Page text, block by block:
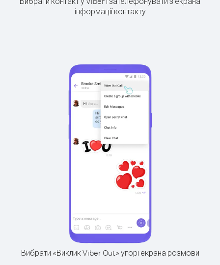
інформації контакту
Вибрати «Виклик Viber Out» угорі екрана розмови